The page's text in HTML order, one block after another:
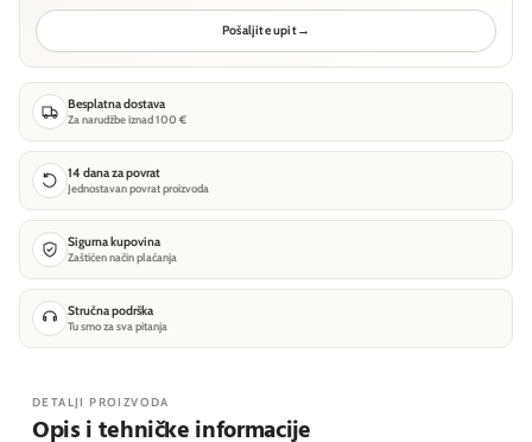
Pošaljite upit→
Besplatna dostava
Za narudžbe iznad 100 €
14 dana za povrat
Jednostavan povrat proizvoda
Sigurna kupovina
Zaštićen način plaćanja
Stručna podrška
Tu smo za sva pitanja
DETALJI PROIZVODA
Opis i tehničke informacije